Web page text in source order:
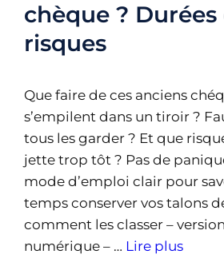
chèque ? Durées
risques
Que faire de ces anciens
s’empilent dans un tiroir ?
tous les garder ? Et que
jette trop tôt ? Pas de
mode d’emploi clair pour
temps conserver vos talons
comment les classer –
numérique – … Lire plus